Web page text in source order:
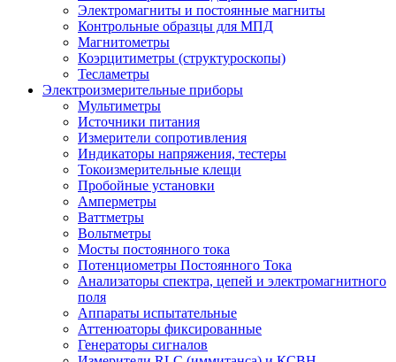
Электромагниты и постоянные магниты
Контрольные образцы для МПД
Магнитометры
Коэрцитиметры (структуроскопы)
Тесламетры
Электроизмерительные приборы
Мультиметры
Источники питания
Измерители сопротивления
Индикаторы напряжения, тестеры
Токоизмерительные клещи
Пробойные установки
Амперметры
Ваттметры
Вольтметры
Мосты постоянного тока
Потенциометры Постоянного Тока
Анализаторы спектра, цепей и электромагнитного
поля
Аппараты испытательные
Аттенюаторы фиксированные
Генераторы сигналов